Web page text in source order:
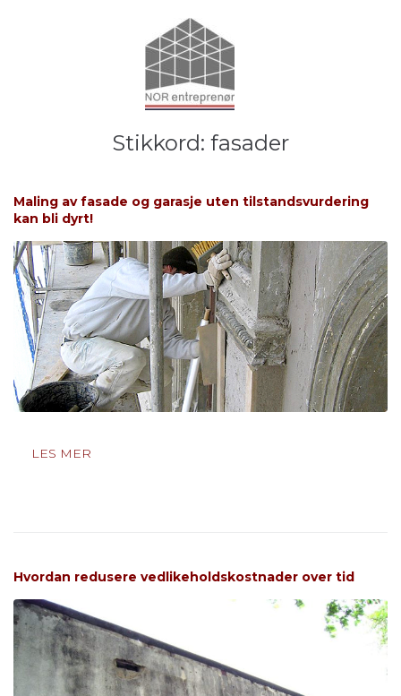
Stikkord: fasader
Maling av fasade og garasje uten tilstandsvurdering
kan bli dyrt!
LES MER
Hvordan redusere vedlikeholdskostnader over tid